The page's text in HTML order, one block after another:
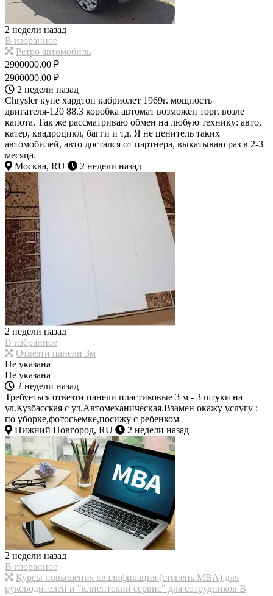
2 недели назад
В избранное
Ретро автомобиль
2900000.00 ₽
2900000.00 ₽
2 недели назад
Chrysler купе хардтоп кабриолет 1969г. мощность
двигателя-120 88.3 коробка автомат возможен торг, возле
капота. Так же рассматриваю обмен на любую технику: авто,
катер, квадроцикл, багги и тд. Я не ценитель таких
автомобилей, авто достался от партнера, выкатываю раз в 2-3
месяца.
Москва, RU
2 недели назад
2 недели назад
В избранное
Отвезти панели 3м
Не указана
Не указана
2 недели назад
Требуеться отвезти панели пластиковые 3 м - 3 штуки на
ул.Кузбасская с ул.Автомеханическая.Взамен окажу услугу :
по уборке,фотосьемке,посижу с ребенком
Нижний Новгород, RU
2 недели назад
2 недели назад
В избранное
Курсы повышения квалификация (степень MBA) для
руководителей и "клиентский сервис" для сотрудников В